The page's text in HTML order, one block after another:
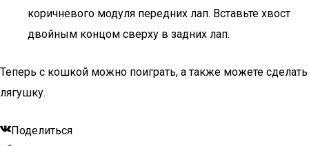
коричневого модуля передних лап. Вставьте хвост
двойным концом сверху в задних лап.
Теперь с кошкой можно поиграть, а также можете сделать
лягушку.
Поделиться